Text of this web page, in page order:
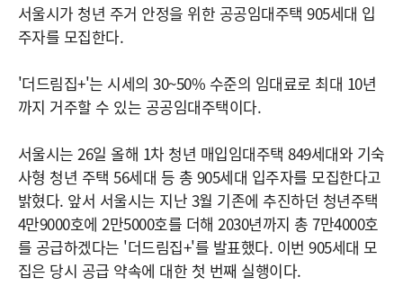
서울시가 청년 주거 안정을 위한 공공임대주택 905세대 입
주자를 모집한다.
'더드림집+'는 시세의 30~50% 수준의 임대료로 최대 10년
까지 거주할 수 있는 공공임대주택이다.
서울시는 26일 올해 1차 청년 매입임대주택 849세대와 기숙
사형 청년 주택 56세대 등 총 905세대 입주자를 모집한다고
밝혔다. 앞서 서울시는 지난 3월 기존에 추진하던 청년주택
4만9000호에 2만5000호를 더해 2030년까지 총 7만4000호
를 공급하겠다는 '더드림집+'를 발표했다. 이번 905세대 모
집은 당시 공급 약속에 대한 첫 번째 실행이다.